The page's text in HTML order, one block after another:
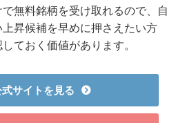
無料銘柄を受け取れるので、自
昇候補を早めに押さえたい方
ておく価値があります。
式サイトを見る